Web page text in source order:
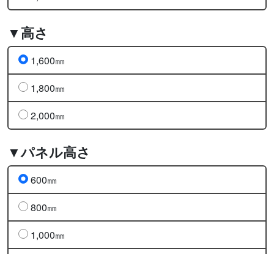
▼高さ
1,600㎜
1,800㎜
2,000㎜
▼パネル高さ
600㎜
800㎜
1,000㎜